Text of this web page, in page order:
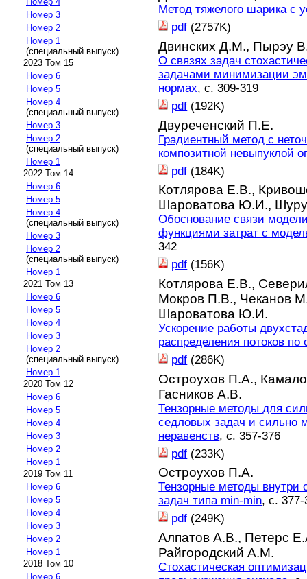
Номер 3
Номер 2
Номер 1
(специальный выпуск)
2023 Том 15
Номер 6
Номер 5
Номер 4
(специальный выпуск)
Номер 3
Номер 2
(специальный выпуск)
Номер 1
2022 Том 14
Номер 6
Номер 5
Номер 4
(специальный выпуск)
Номер 3
Номер 2
(специальный выпуск)
Номер 1
2021 Том 13
Номер 6
Номер 5
Номер 4
Номер 3
Номер 2
(специальный выпуск)
Номер 1
2020 Том 12
Номер 6
Номер 5
Номер 4
Номер 3
Номер 2
Номер 1
2019 Том 11
Номер 6
Номер 5
Номер 4
Номер 3
Номер 2
Номер 1
2018 Том 10
Номер 6
Метод тяжелого шарика с
pdf (2757K)
Двинских Д.М., Пырэу
О связях задач
задачами минимизации
нормах, с. 309-319
pdf (192K)
Двуреченский П.Е.
Градиентный метод с
композитной невыпуклой
pdf (184K)
Котлярова Е.В.,
Шароватова Ю.И.,
Обоснование связи
функциями затрат с
342
pdf (156K)
Котлярова Е.В.,
Мокров П.В., Чеканов
Шароватова Ю.И.
Ускорение работы
распределения потоков по
pdf (286K)
Остроухов П.А.,
Гасников А.В.
Тензорные методы для
седловых задач и сильно
неравенств, с. 357-376
pdf (233K)
Остроухов П.А.
Тензорные методы внутри
задач типа min-min, с. 377-
pdf (249K)
Алпатов А.В., Петерс
Райгородский А.М.
Стохастическая